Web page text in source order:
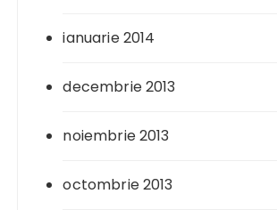
ianuarie 2014
decembrie 2013
noiembrie 2013
octombrie 2013